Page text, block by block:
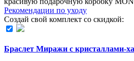
Рекомендации по уходу
Создай свой комплект со скидкой:
Браслет Миражи с кристаллами-